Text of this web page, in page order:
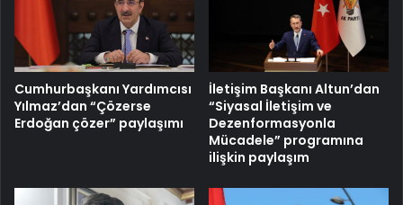
Cumhurbaşkanı Yardımcısı
Yılmaz’dan “Çözerse
Erdoğan çözer” paylaşımı
İletişim Başkanı Altun’dan
“Siyasal İletişim ve
Dezenformasyonla
Mücadele” programına
ilişkin paylaşım